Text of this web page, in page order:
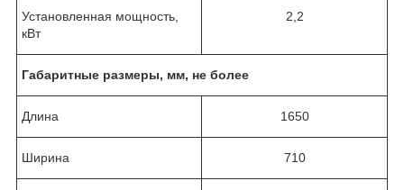
Установленная мощность,
кВт
2,2
Габаритные размеры, мм, не более
Длина 1650
Ширина 710